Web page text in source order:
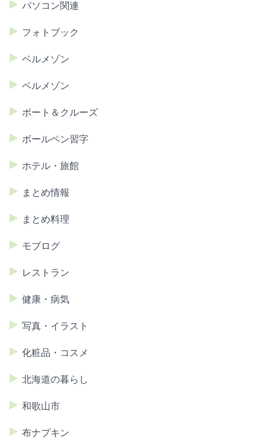
パソコン関連
フォトブック
ベルメゾン
ベルメゾン
ボート＆クルーズ
ボールペン習字
ホテル・旅館
まとめ情報
まとめ料理
モブログ
レストラン
健康・病気
写真・イラスト
化粧品・コスメ
北海道の暮らし
和歌山市
布ナプキン